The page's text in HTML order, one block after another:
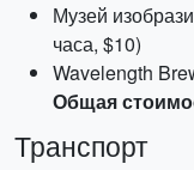
Музей
часа, $10)
Wavelength
Общая
Транспорт